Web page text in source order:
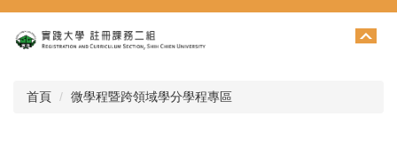
跳
到
主
首頁 微學程暨跨領域學分學程專區